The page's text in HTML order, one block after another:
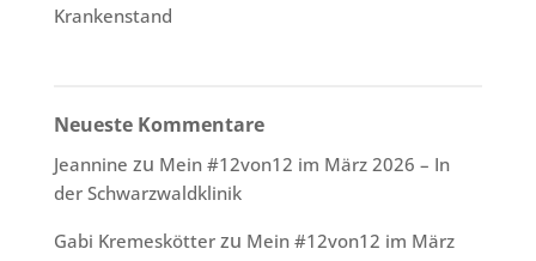
Krankenstand
Neueste Kommentare
Jeannine zu Mein #12von12 im März 2026 – In
der Schwarzwaldklinik
Gabi Kremeskötterzu Mein #12von12 im März